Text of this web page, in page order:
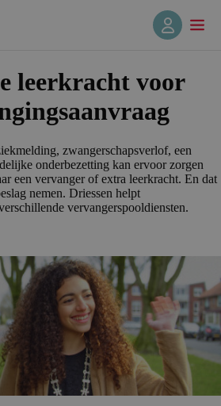
leerkracht voor
zwangerschapsverlof, een
onderbezetting kan ervoor zorgen
een vervanger of extra leerkracht. En dat
nemen. Driessen helpt
vervangerspooldiensten.